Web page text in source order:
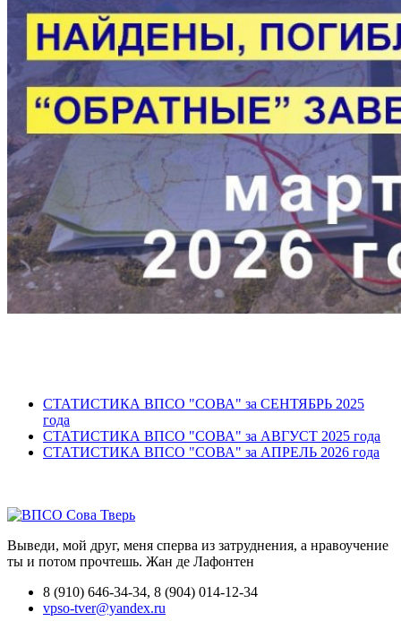
СТАТИСТИКА ВПСО "СОВА" за СЕНТЯБРЬ 2025
года
СТАТИСТИКА ВПСО "СОВА" за АВГУСТ 2025 года
СТАТИСТИКА ВПСО "СОВА" за АПРЕЛЬ 2026 года
Выведи, мой друг, меня сперва из затруднения, а нравоучение
ты и потом прочтешь. Жан де Лафонтен
8 (910) 646-34-34, 8 (904) 014-12-34
vpso-tver@yandex.ru